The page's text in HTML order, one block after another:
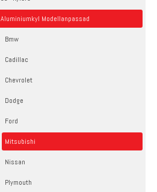
Aluminiumkyl Modellanpassad
Bmw
Cadillac
Chevrolet
Dodge
Ford
Mitsubishi
Nissan
Plymouth